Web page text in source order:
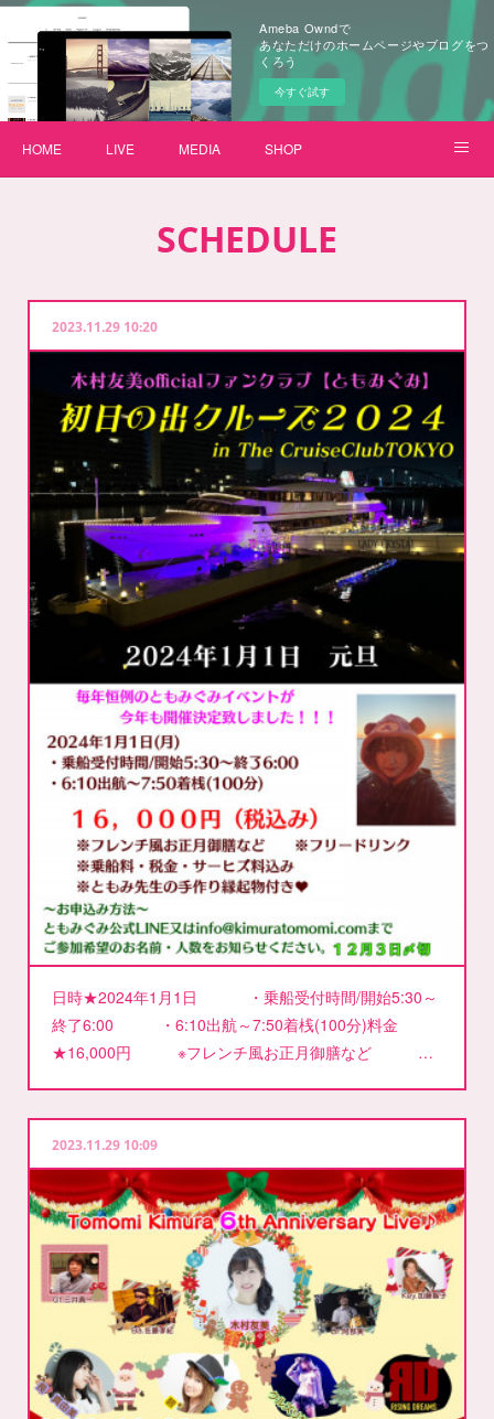
Ameba Owndで
あなただけのホームページやブログをつ
くろう
今すぐ試す
HOME LIVE MEDIA SHOP
SCHEDULE
2023.11.29 10:20
日時★2024年1月1日 ・乗船受付時間/開始5:30～
終了6:00 ・6:10出航～7:50着桟(100分)料金
★16,000円 ※フレンチ風お正月御膳など …
2023.11.29 10:09